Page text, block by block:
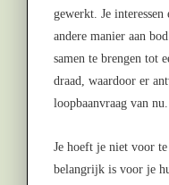
gewerkt. Je
andere manier aan
samen te brengen tot
draad, waardoor er
loopbaanvraag van nu.
Je hoeft je niet voor
belangrijk is voor je